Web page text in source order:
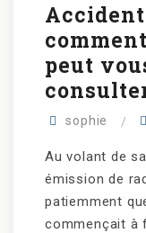
Accident
peut
sophie
Au volant de
émission de
patiemment
commençait à